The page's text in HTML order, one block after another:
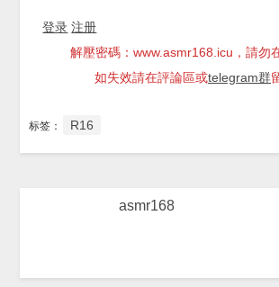
登录 注册
解壓密碼：www.asmr168.icu，請勿
如失效請在評論區或telegram群
标签： R16
asmr168